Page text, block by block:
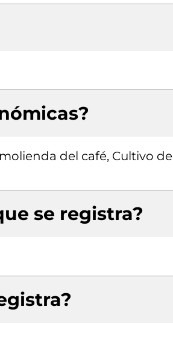
del café, Cultivo de
se registra?